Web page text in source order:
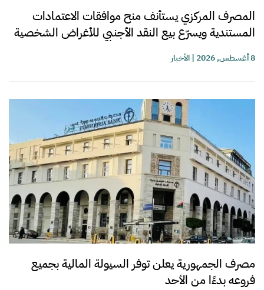
المصرف المركزي يستأنف منح موافقات الاعتمادات
المستندية ويسرّع بيع النقد الأجنبي للأغراض الشخصية
8 أغسطس, 2026 |الأخبار
مصرف الجمهورية يعلن توفر السيولة المالية بجميع
فروعه بدءًا من الأحد